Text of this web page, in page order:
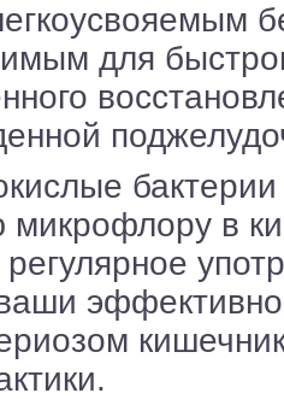
для
микрофлору в